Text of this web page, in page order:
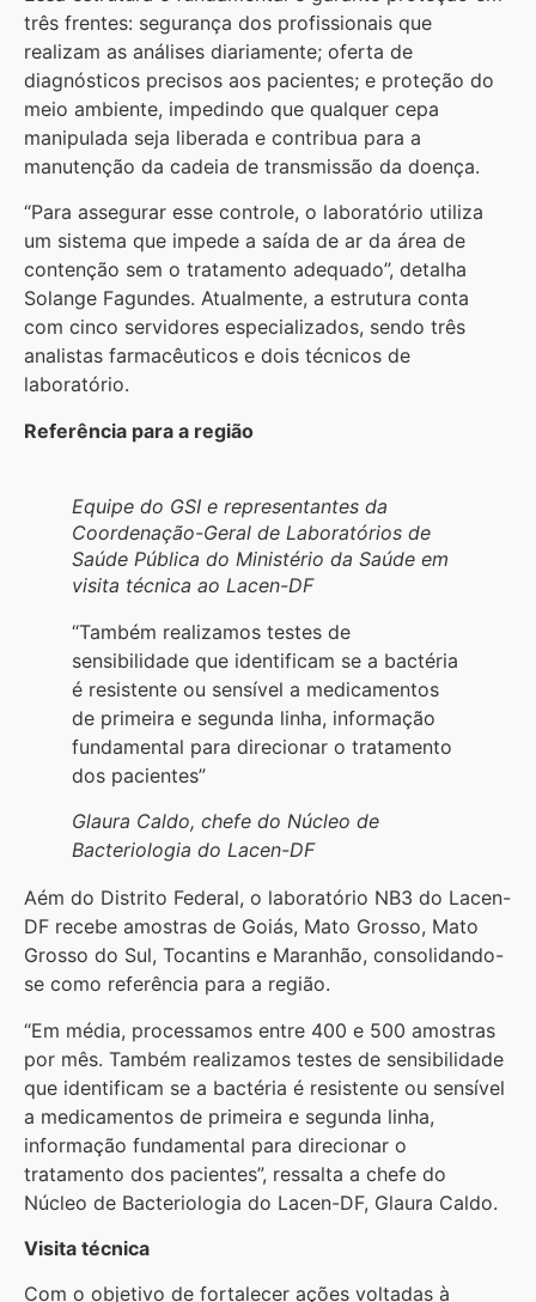
três frentes: segurança dos profissionais que
realizam as análises diariamente; oferta de
diagnósticos precisos aos pacientes; e proteção do
meio ambiente, impedindo que qualquer cepa
manipulada seja liberada e contribua para a
manutenção da cadeia de transmissão da doença.
“Para assegurar esse controle, o laboratório utiliza
um sistema que impede a saída de ar da área de
contenção sem o tratamento adequado”, detalha
Solange Fagundes. Atualmente, a estrutura conta
com cinco servidores especializados, sendo três
analistas farmacêuticos e dois técnicos de
laboratório.
Referência para a região
Equipe do GSI e representantes da
Coordenação-Geral de Laboratórios de
Saúde Pública do Ministério da Saúde em
visita técnica ao Lacen-DF
“Também realizamos testes de
sensibilidade que identificam se a bactéria
é resistente ou sensível a medicamentos
de primeira e segunda linha, informação
fundamental para direcionar o tratamento
dos pacientes”
Glaura Caldo, chefe do Núcleo de
Bacteriologia do Lacen-DF
Aém do Distrito Federal, o laboratório NB3 do Lacen-
DF recebe amostras de Goiás, Mato Grosso, Mato
Grosso do Sul, Tocantins e Maranhão, consolidando-
se como referência para a região.
“Em média, processamos entre 400 e 500 amostras
por mês. Também realizamos testes de sensibilidade
que identificam se a bactéria é resistente ou sensível
a medicamentos de primeira e segunda linha,
informação fundamental para direcionar o
tratamento dos pacientes”, ressalta a chefe do
Núcleo de Bacteriologia do Lacen-DF, Glaura Caldo.
Visita técnica
Com o objetivo de fortalecer ações voltadas à